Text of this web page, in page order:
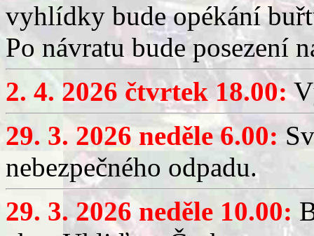
vyhlídky bude opékání
Po návratu bude posezení
2. 4. 2026 čtvrtek 18.00:
29. 3. 2026 neděle 6.00:
nebezpečného odpadu.
29. 3. 2026 neděle 10.00: